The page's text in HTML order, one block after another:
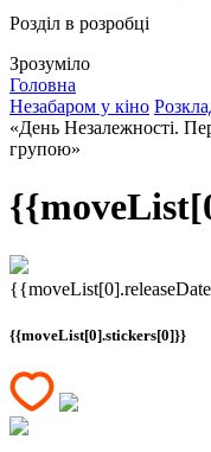
Розділ в розробці
Зрозуміло
Головна
Незабаром у кіно
«День Незалежності.
групою»
{{moveList[0].stickers[0]}}